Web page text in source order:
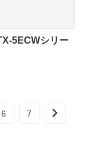
5ECWシリー
6 7